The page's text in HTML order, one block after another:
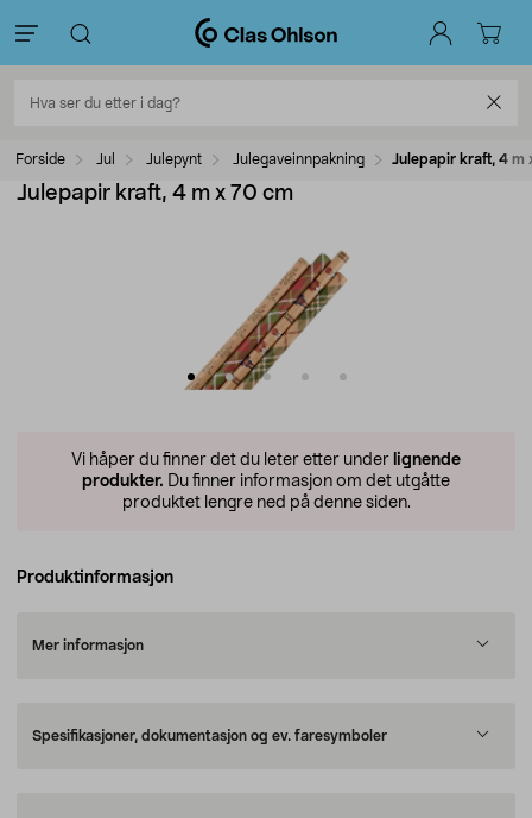
Forside Jul Julepynt Julegaveinnpakning Julepapir kraft, 4 m
Julepapir kraft, 4 m x 70 cm
Vi håper du finner det du leter etter under lignende
produkter. Du finner informasjon om det utgåtte
produktet lengre ned på denne siden.
Produktinformasjon
Mer informasjon
Spesifikasjoner, dokumentasjon og ev. faresymboler